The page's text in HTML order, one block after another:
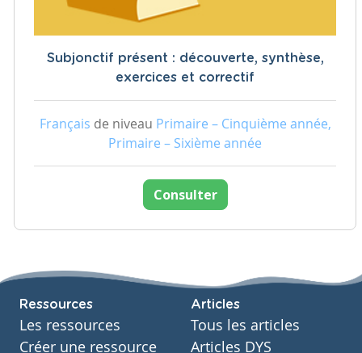
Subjonctif présent : découverte, synthèse,
exercices et correctif
Français de niveau Primaire – Cinquième année,
Primaire – Sixième année
Consulter
Ressources
Les ressources
Créer une ressource
Articles
Tous les articles
Articles DYS